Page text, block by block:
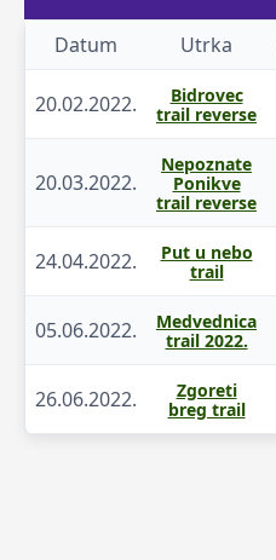
Datum Utrka
20.02.2022.
Bidrovec
trail reverse
20.03.2022.
Nepoznate
Ponikve
trail reverse
24.04.2022.
Put u nebo
trail
05.06.2022.
Medvednica
trail 2022.
26.06.2022.
Zgoreti
breg trail